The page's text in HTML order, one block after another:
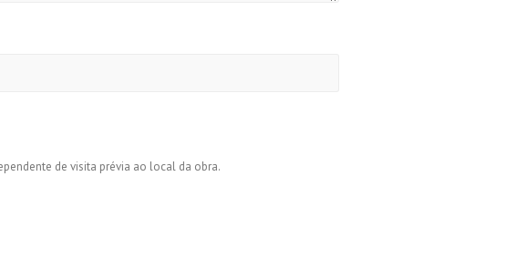
de visita prévia ao local da obra.